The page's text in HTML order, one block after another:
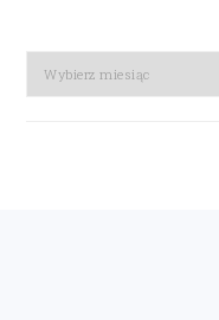
Archiwa